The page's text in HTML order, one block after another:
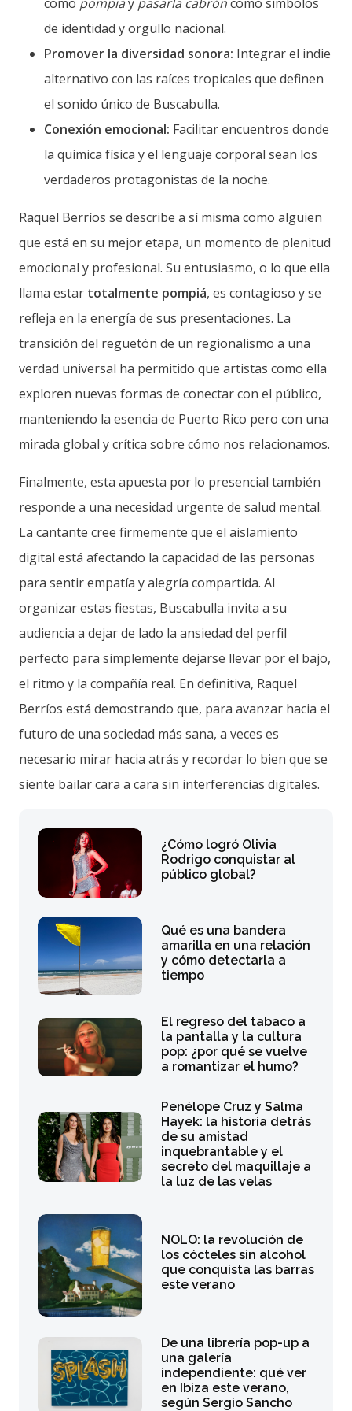
de identidad y orgullo nacional.
Promover la diversidad sonora: Integrar el indie
alternativo con las raíces tropicales que definen
el sonido único de Buscabulla.
Conexión emocional: Facilitar encuentros donde
la química física y el lenguaje corporal sean los
verdaderos protagonistas de la noche.
Raquel Berríos se describe a sí misma como alguien
que está en su mejor etapa, un momento de plenitud
emocional y profesional. Su entusiasmo, o lo que ella
llama estar totalmente pompiá, es contagioso y se
refleja en la energía de sus presentaciones. La
transición del reguetón de un regionalismo a una
verdad universal ha permitido que artistas como ella
exploren nuevas formas de conectar con el público,
manteniendo la esencia de Puerto Rico pero con una
mirada global y crítica sobre cómo nos relacionamos.
Finalmente, esta apuesta por lo presencial también
responde a una necesidad urgente de salud mental.
La cantante cree firmemente que el aislamiento
digital está afectando la capacidad de las personas
para sentir empatía y alegría compartida. Al
organizar estas fiestas, Buscabulla invita a su
audiencia a dejar de lado la ansiedad del perfil
perfecto para simplemente dejarse llevar por el bajo,
el ritmo y la compañía real. En definitiva, Raquel
Berríos está demostrando que, para avanzar hacia el
futuro de una sociedad más sana, a veces es
necesario mirar hacia atrás y recordar lo bien que se
siente bailar cara a cara sin interferencias digitales.
¿Cómo logró Olivia
Rodrigo conquistar al
público global?
Qué es una bandera
amarilla en una relación
y cómo detectarla a
tiempo
El regreso del tabaco a
la pantalla y la cultura
pop: ¿por qué se vuelve
a romantizar el humo?
Penélope Cruz y Salma
Hayek: la historia detrás
de su amistad
inquebrantable y el
secreto del maquillaje a
la luz de las velas
NOLO: la revolución de
los cócteles sin alcohol
que conquista las barras
este verano
De una librería pop-up a
una galería
independiente: qué ver
en Ibiza este verano,
según Sergio Sancho